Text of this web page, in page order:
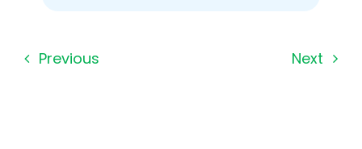
Previous Next